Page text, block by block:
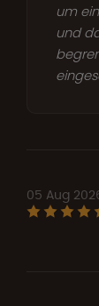
um
und
05 Aug